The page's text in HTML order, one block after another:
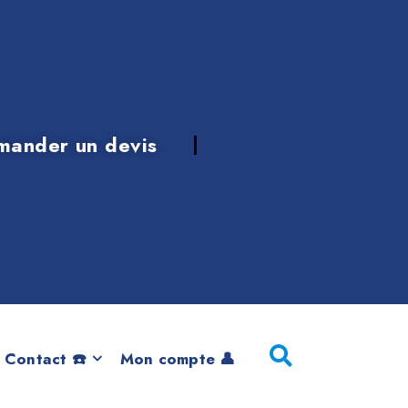
un devis
Contact ☎️ Mon compte 👤